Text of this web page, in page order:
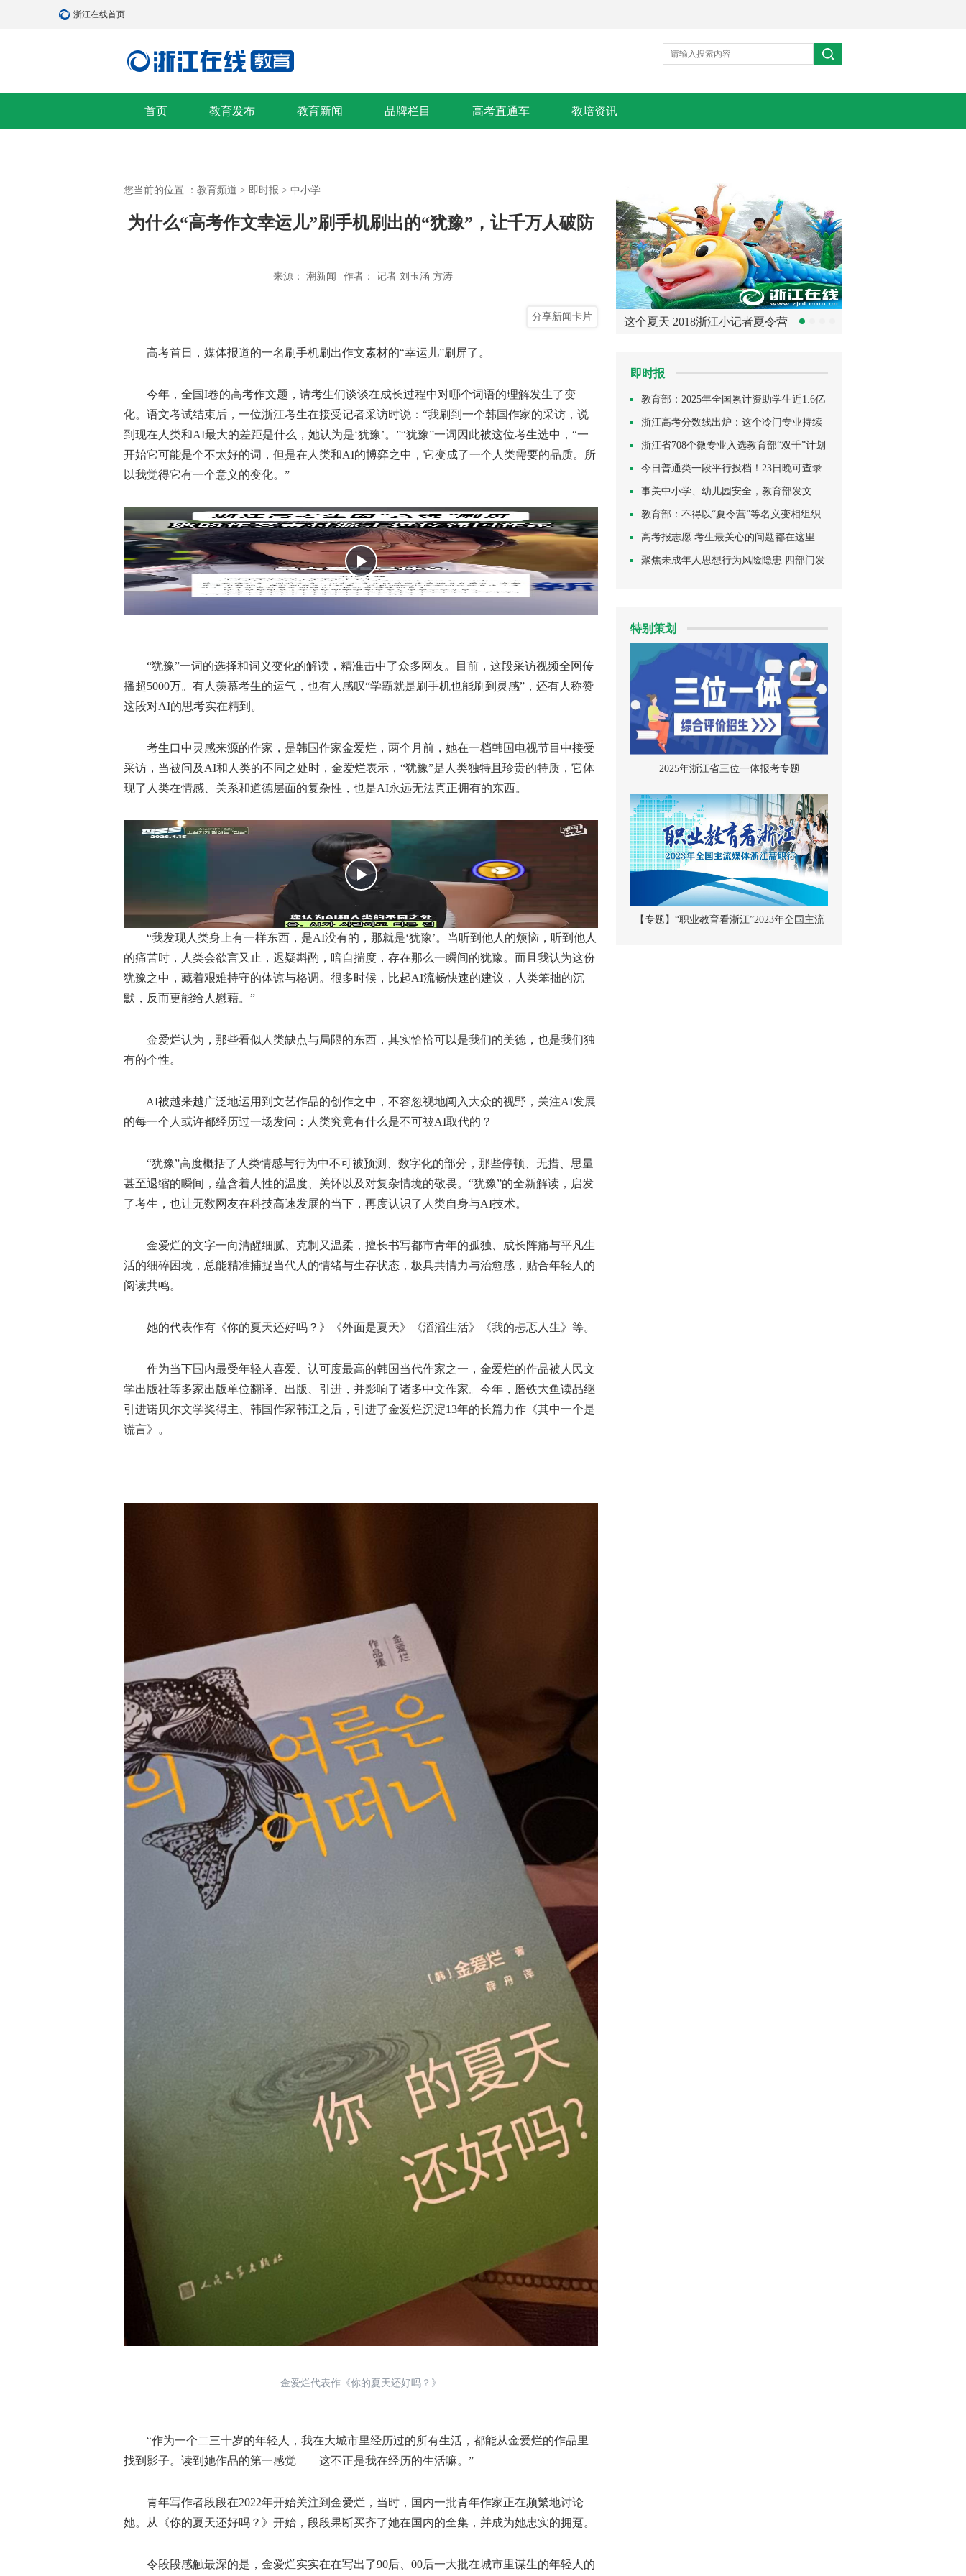
浙江在线首页
首页 教育发布 教育新闻 品牌栏目 高考直通车 教培资讯
您当前的位置 ： 教育频道 > 即时报 > 中小学
为什么“高考作文幸运儿”刷手机刷出的“犹豫”，让千万人破防
来源： 潮新闻 作者： 记者 刘玉涵 方涛
分享新闻卡片
高考首日，媒体报道的一名刷手机刷出作文素材的“幸运儿”刷屏了。
今年，全国I卷的高考作文题，请考生们谈谈在成长过程中对哪个词语的理解发生了变
化。语文考试结束后，一位浙江考生在接受记者采访时说：“我刷到一个韩国作家的采访，说
到现在人类和AI最大的差距是什么，她认为是‘犹豫’。”“犹豫”一词因此被这位考生选中，“一
开始它可能是个不太好的词，但是在人类和AI的博弈之中，它变成了一个人类需要的品质。所
以我觉得它有一个意义的变化。”
“犹豫”一词的选择和词义变化的解读，精准击中了众多网友。目前，这段采访视频全网传
播超5000万。有人羡慕考生的运气，也有人感叹“学霸就是刷手机也能刷到灵感”，还有人称赞
这段对AI的思考实在精到。
考生口中灵感来源的作家，是韩国作家金爱烂，两个月前，她在一档韩国电视节目中接受
采访，当被问及AI和人类的不同之处时，金爱烂表示，“犹豫”是人类独特且珍贵的特质，它体
现了人类在情感、关系和道德层面的复杂性，也是AI永远无法真正拥有的东西。
“我发现人类身上有一样东西，是AI没有的，那就是‘犹豫’。当听到他人的烦恼，听到他人
的痛苦时，人类会欲言又止，迟疑斟酌，暗自揣度，存在那么一瞬间的犹豫。而且我认为这份
犹豫之中，藏着艰难持守的体谅与格调。很多时候，比起AI流畅快速的建议，人类笨拙的沉
默，反而更能给人慰藉。”
金爱烂认为，那些看似人类缺点与局限的东西，其实恰恰可以是我们的美德，也是我们独
有的个性。
AI被越来越广泛地运用到文艺作品的创作之中，不容忽视地闯入大众的视野，关注AI发展
的每一个人或许都经历过一场发问：人类究竟有什么是不可被AI取代的？
“犹豫”高度概括了人类情感与行为中不可被预测、数字化的部分，那些停顿、无措、思量
甚至退缩的瞬间，蕴含着人性的温度、关怀以及对复杂情境的敬畏。“犹豫”的全新解读，启发
了考生，也让无数网友在科技高速发展的当下，再度认识了人类自身与AI技术。
金爱烂的文字一向清醒细腻、克制又温柔，擅长书写都市青年的孤独、成长阵痛与平凡生
活的细碎困境，总能精准捕捉当代人的情绪与生存状态，极具共情力与治愈感，贴合年轻人的
阅读共鸣。
她的代表作有《你的夏天还好吗？》《外面是夏天》《滔滔生活》《我的忐忑人生》等。
作为当下国内最受年轻人喜爱、认可度最高的韩国当代作家之一，金爱烂的作品被人民文
学出版社等多家出版单位翻译、出版、引进，并影响了诸多中文作家。今年，磨铁大鱼读品继
引进诺贝尔文学奖得主、韩国作家韩江之后，引进了金爱烂沉淀13年的长篇力作《其中一个是
谎言》。
金爱烂代表作《你的夏天还好吗？》
“作为一个二三十岁的年轻人，我在大城市里经历过的所有生活，都能从金爱烂的作品里
找到影子。读到她作品的第一感觉——这不正是我在经历的生活嘛。”
青年写作者段段在2022年开始关注到金爱烂，当时，国内一批青年作家正在频繁地讨论
她。从《你的夏天还好吗？》开始，段段果断买齐了她在国内的全集，并成为她忠实的拥趸。
令段段感触最深的是，金爱烂实实在在写出了90后、00后一大批在城市里谋生的年轻人的
【专题】浙江首届“书香城镇”系
列推选暨“博雅书房”掌上书城定
这个夏天 2018浙江小记者夏令营
即时报
教育部：2025年全国累计资助学生近1.6亿
人次
浙江高考分数线出炉：这个冷门专业持续
走俏
浙江省708个微专业入选教育部“双千”计划
今日普通类一段平行投档！23日晚可查录
取情况
事关中小学、幼儿园安全，教育部发文
教育部：不得以“夏令营”等名义变相组织
考试
高考报志愿 考生最关心的问题都在这里
聚焦未成年人思想行为风险隐患 四部门发
特别策划
2025年浙江省三位一体报考专题
【专题】“职业教育看浙江”2023年全国主流